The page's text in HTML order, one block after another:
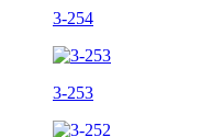
3-254
3-253